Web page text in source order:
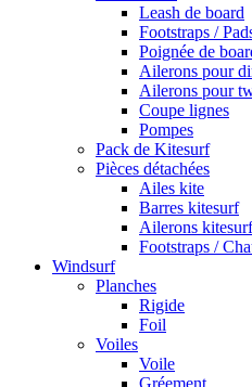
Leash de board
Footstraps /
Poignée de
Ailerons pour
Ailerons pour
Coupe lignes
Pompes
Pack de Kitesurf
Pièces détachées
Ailes kite
Barres kitesurf
Ailerons kitesurf
Footstraps /
Windsurf
Planches
Rigide
Foil
Voiles
Voile
Gréement